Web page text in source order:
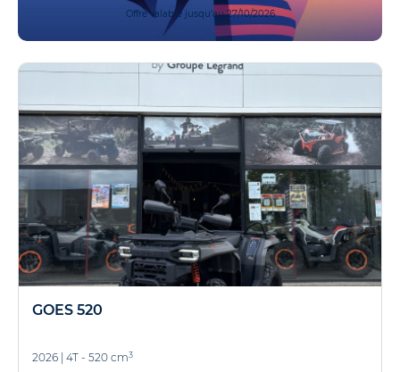
Offre valable jusqu'au 27/10/2026
GOES 520
2026 4T - 520 cm3